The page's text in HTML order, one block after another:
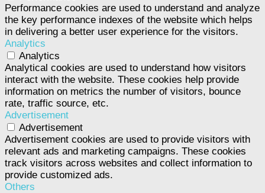
Performance cookies are used to understand and analyze
the key performance indexes of the website which helps
in delivering a better user experience for the visitors.
Analytics
Analytics
Analytical cookies are used to understand how visitors
interact with the website. These cookies help provide
information on metrics the number of visitors, bounce
rate, traffic source, etc.
Advertisement
Advertisement
Advertisement cookies are used to provide visitors with
relevant ads and marketing campaigns. These cookies
track visitors across websites and collect information to
provide customized ads.
Others